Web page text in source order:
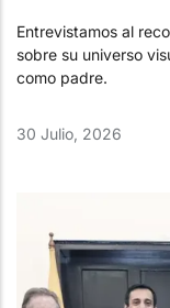
Entrevistamos al
sobre su universo
como padre.
30 Julio, 2026